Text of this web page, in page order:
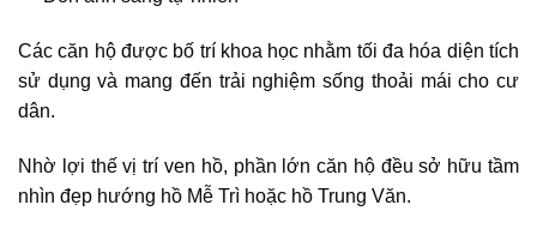
Các căn hộ được bố trí khoa học nhằm tối đa hóa diện tích
sử dụng và mang đến trải nghiệm sống thoải mái cho cư
dân.
Nhờ lợi thế vị trí ven hồ, phần lớn căn hộ đều sở hữu tầm
nhìn đẹp hướng hồ Mễ Trì hoặc hồ Trung Văn.